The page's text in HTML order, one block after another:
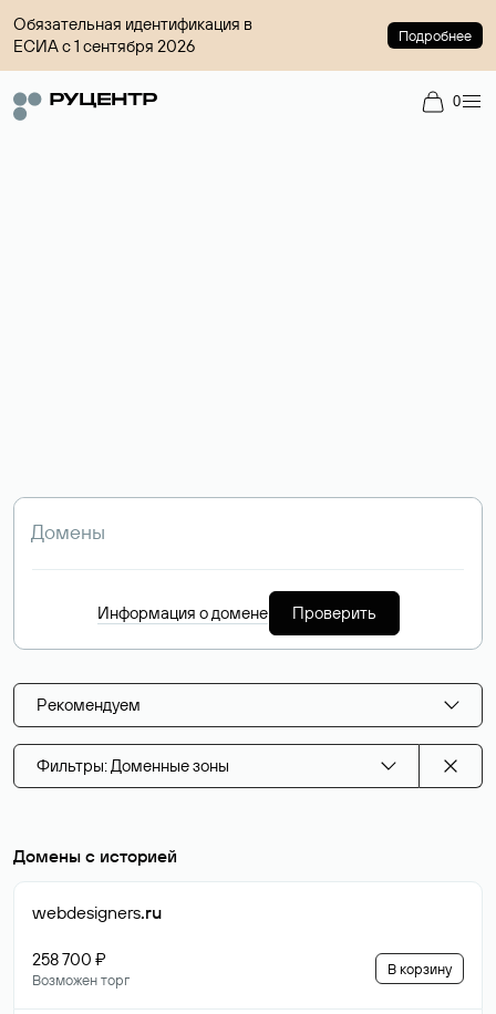
Обязательная идентификация в
ЕСИА с 1 сентября 2026
Подробнее
0
Информация о домене Проверить
Рекомендуем
Фильтры: Доменные зоны
Домены с историей
webdesigners.ru
258 700 ₽
Возможен торг
В корзину